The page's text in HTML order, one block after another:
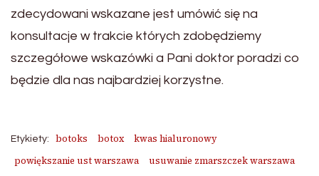
zdecydowani wskazane jest umówić się na
konsultacje w trakcie których zdobędziemy
szczegółowe wskazówki a Pani doktor poradzi co
będzie dla nas najbardziej korzystne.
Etykiety: botoks botox
kwas hialuronowy
powiększanie ust warszawa
usuwanie zmarszczek warszawa